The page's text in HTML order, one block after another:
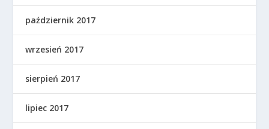
październik 2017
wrzesień 2017
sierpień 2017
lipiec 2017